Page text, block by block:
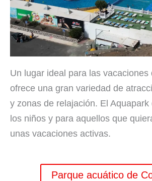
Un lugar ideal para las vacaciones
ofrece una gran variedad de
y zonas de relajación. El Aquapark
los niños y para aquellos que
unas vacaciones activas.
Parque acuático de